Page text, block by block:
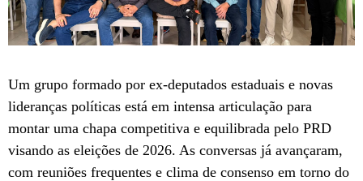
Um grupo formado por ex-deputados estaduais e novas
lideranças políticas está em intensa articulação para
montar uma chapa competitiva e equilibrada pelo PRD
visando as eleições de 2026. As conversas já avançaram,
com reuniões frequentes e clima de consenso em torno do